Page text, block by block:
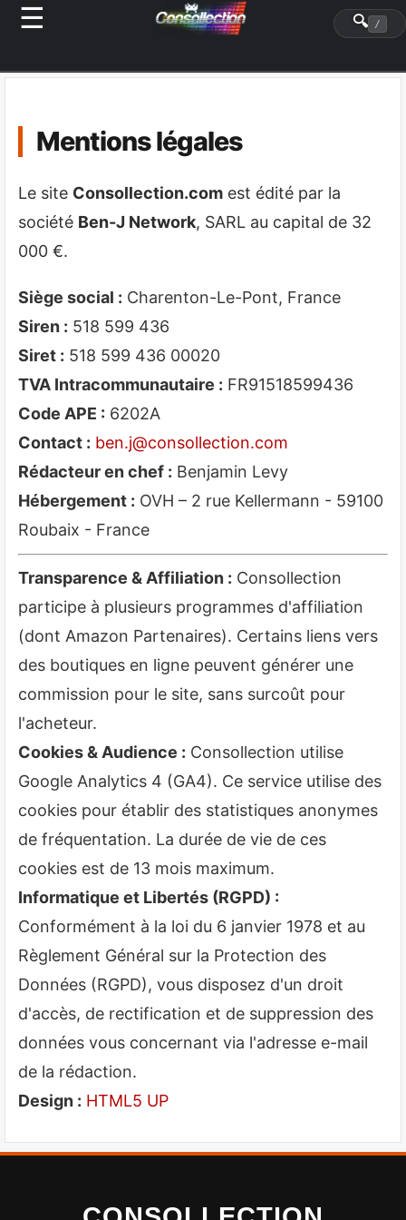
☰ 🔍 /
Mentions légales
Le site Consollection.com est édité par la
société Ben-J Network, SARL au capital de 32
000 €.
Siège social : Charenton-Le-Pont, France
Siren : 518 599 436
Siret : 518 599 436 00020
TVA Intracommunautaire : FR91518599436
Code APE : 6202A
Contact : ben.j@consollection.com
Rédacteur en chef : Benjamin Levy
Hébergement : OVH – 2 rue Kellermann - 59100
Roubaix - France
Transparence & Affiliation : Consollection
participe à plusieurs programmes d'affiliation
(dont Amazon Partenaires). Certains liens vers
des boutiques en ligne peuvent générer une
commission pour le site, sans surcoût pour
l'acheteur.
Cookies & Audience : Consollection utilise
Google Analytics 4 (GA4). Ce service utilise des
cookies pour établir des statistiques anonymes
de fréquentation. La durée de vie de ces
cookies est de 13 mois maximum.
Informatique et Libertés (RGPD) :
Conformément à la loi du 6 janvier 1978 et au
Règlement Général sur la Protection des
Données (RGPD), vous disposez d'un droit
d'accès, de rectification et de suppression des
données vous concernant via l'adresse e-mail
de la rédaction.
Design : HTML5 UP
Panneau de gestion des cookies